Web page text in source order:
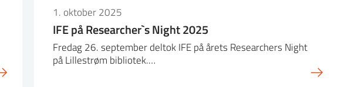
1. oktober 2025
IFE på Researcher`s Night 2025
Fredag 26. september deltok IFE på årets Researchers Night
på Lillestrøm bibliotek.…